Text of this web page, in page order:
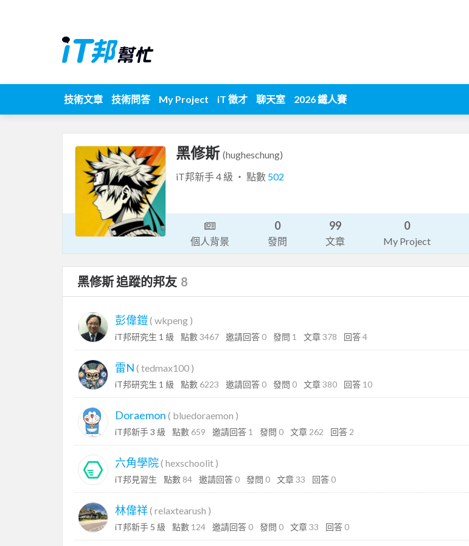
技術文章 技術問答 My Project iT 徵才 聊天室 2026 鐵人賽
黑修斯 (hugheschung)
iT邦新手 4 級 ‧ 點數 502
個人背景
0
發問
99
文章
0
My Project
黑修斯 追蹤的邦友 8
彭偉鎧( wkpeng )
iT邦研究生 1 級 點數3467 邀請回答 0 發問 1 文章378 回答4
雷N ( tedmax100 )
iT邦研究生 1 級 點數 6223 邀請回答 0 發問 0 文章380 回答 10
Doraemon ( bluedoraemon )
iT邦新手 3 級 點數 659 邀請回答 1 發問 0 文章 262 回答 2
六角學院( hexschoolit )
iT邦見習生 點數 84 邀請回答 0 發問 0 文章33 回答 0
林偉祥( relaxtearush )
iT邦新手 5 級 點數 124 邀請回答 0 發問 0 文章33 回答 0